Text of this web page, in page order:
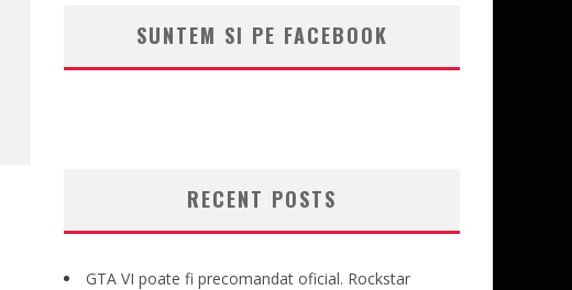
SUNTEM SI PE FACEBOOK
RECENT POSTS
GTA VI poate fi precomandat oficial. Rockstar